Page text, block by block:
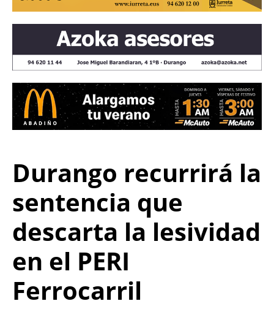
Durango recurrirá la
sentencia que
descarta la lesividad
en el PERI
Ferrocarril